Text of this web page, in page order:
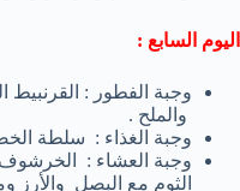
اليوم السابع :
وجبة الفطور : القرنبيط
والملح .
وجبة الغذاء : سلطة
وجبة العشاء :
الثوم مع البصل